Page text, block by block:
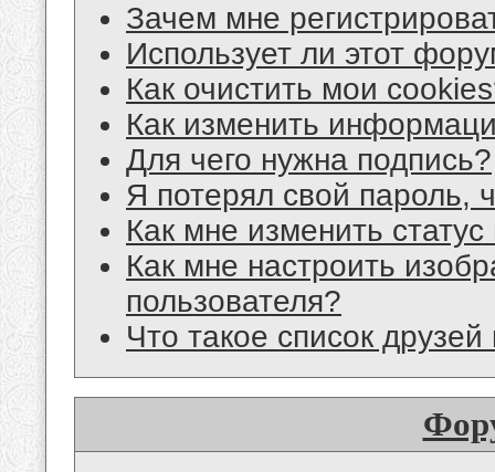
Зачем мне
Использует ли этот
Как очистить мои
Как изменить
Для чего нужна подпись?
Я потерял свой пароль,
Как мне изменить
Как мне настроить
пользователя?
Что такое список